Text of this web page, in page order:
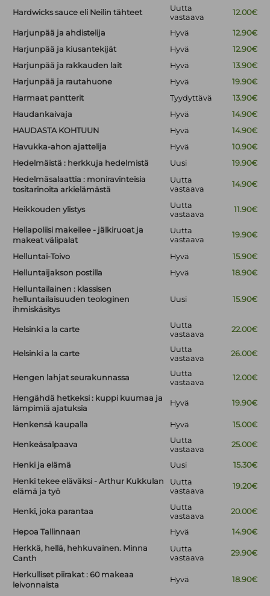
Hardwicks sauce eli Neilin tähteet
Uutta
vastaava
12.00€
Harjunpää ja ahdistelija Hyvä
12.90€
Harjunpää ja kiusantekijät
Hyvä
12.90€
Harjunpää ja rakkauden lait
Hyvä
13.90€
Harjunpää ja rautahuone
Hyvä
19.90€
Harmaat pantterit
Tyydyttävä
13.90€
Haudankaivaja
Hyvä
14.90€
HAUDASTA KOHTUUN
Hyvä
14.90€
Havukka-ahon ajattelija
Hyvä
10.90€
Hedelmäistä : herkkuja hedelmistä
Uusi
19.90€
Hedelmäsalaattia : moniravinteisia
tositarinoita arkielämästä
Uutta
vastaava
14.90€
Heikkouden ylistys
Uutta
vastaava
11.90€
Hellapoliisi makeilee - jälkiruoat ja
makeat välipalat
Uutta
vastaava
19.90€
Helluntai-Toivo Hyvä
15.90€
Helluntaijakson postilla
Hyvä
18.90€
Helluntailainen : klassisen
helluntailaisuuden teologinen
ihmiskäsitys
Uusi 15.90€
Helsinki a la carte
Uutta
vastaava
22.00€
Helsinki a la carte
Uutta
vastaava
26.00€
Hengen lahjat seurakunnassa
Uutta
vastaava
12.00€
Hengähdä hetkeksi : kuppi kuumaa ja
lämpimiä ajatuksia
Hyvä 19.90€
Henkensä kaupalla Hyvä 15.00€
Henkeäsalpaava
Uutta
vastaava
25.00€
Henki ja elämä Uusi
15.30€
Henki tekee eläväksi - Arthur Kukkulan
elämä ja työ
Uutta
vastaava
19.20€
Henki, joka parantaa
Uutta
vastaava
20.00€
Hepoa Tallinnaan Hyvä
14.90€
Herkkä, hellä, hehkuvainen. Minna
Canth
Uutta
vastaava
29.90€
Herkulliset piirakat : 60 makeaa
leivonnaista
Hyvä 18.90€